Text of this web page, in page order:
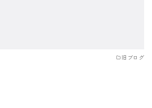
旧ブログ